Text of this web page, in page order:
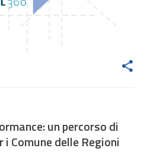
un percorso di
Comune delle Regioni